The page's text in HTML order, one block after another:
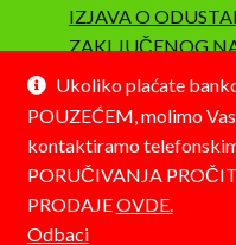
Ukoliko plaćate
POUZEĆEM, molimo
kontaktiramo
PORUČIVANJA
PRODAJEOVDE.
Odbaci
IZJAVA O
ZAKLJUČENOG
SAOBRAZNOST I
© Detelina 2026